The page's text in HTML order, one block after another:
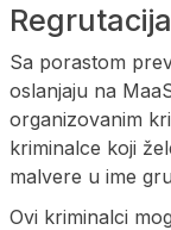
Sa porastom
oslanjaju na
organizovanim
kriminalce koji
malvere u ime
Ovi kriminalci